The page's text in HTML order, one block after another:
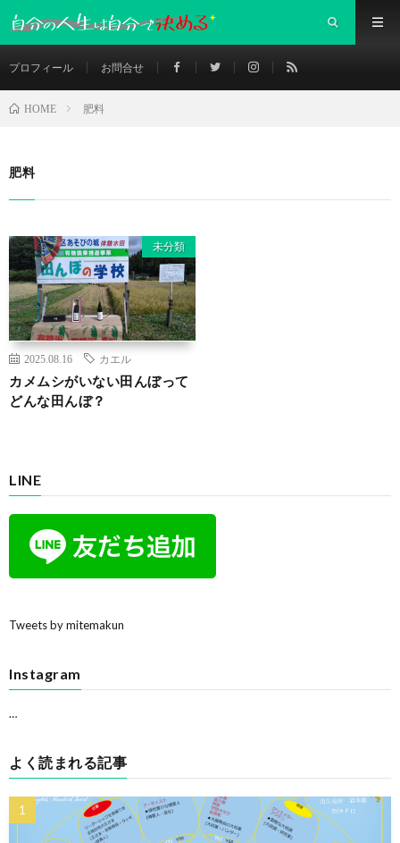
プロフィール お問合せ
HOME 肥料
肥料
未分類
2025.08.16 カエル
カメムシがいない田んぼって
どんな田んぼ？
LINE
Tweets by mitemakun
Instagram
…
よく読まれる記事